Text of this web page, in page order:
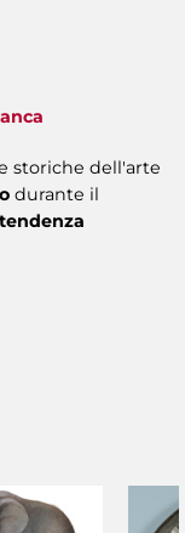
storiche dell'arte
durante il